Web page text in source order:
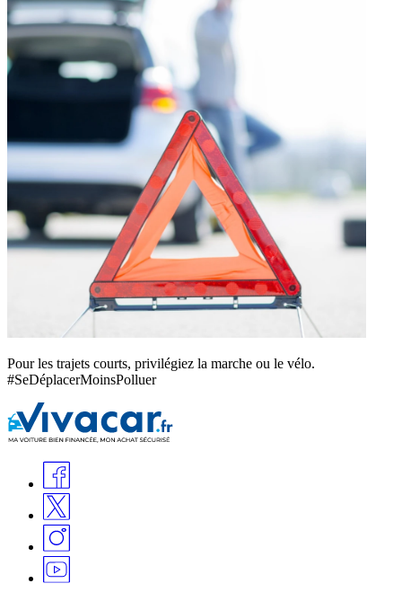
Pour les trajets courts, privilégiez la marche ou le vélo.
#SeDéplacerMoinsPolluer